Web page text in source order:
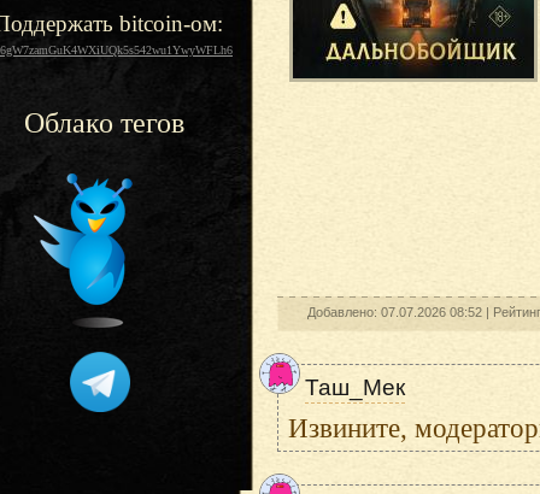
bitcoin-ом:
Облако тегов
Добавлено: 07.07.2026 08:52 |
Таш_Мек
Извините,